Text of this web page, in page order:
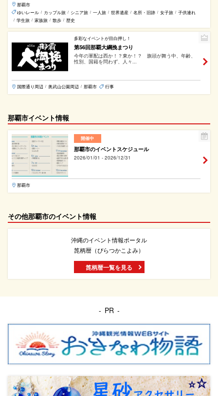
那覇市
ゆいレール / カップル旅 / シニア旅 / 一人旅 / 世界遺産 / 名所・旧跡 / 女子旅 / 子供連れ
/ 学生旅 / 家族旅 / 散歩 / 歴史
多彩なイベントが目白押し！
第56回那覇大綱挽まつり
今年の軍配は西か！？東か！？ 旗頭が舞う中、年齢、
性別、国籍を問わず、人々...
国際通り周辺 / 奥武山公園周辺 / 那覇市 行事
那覇市イベント情報
開催中
那覇市のイベントスケジュール
2026/01/01 - 2026/12/31
那覇市
その他那覇市のイベント情報
沖縄のイベント情報ポータル
箆柄暦（ぴらつかこよみ）
箆柄暦一覧を見る
PR